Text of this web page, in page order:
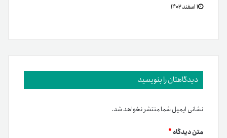
۱ اسفند ۱۴۰۲
دیدگاهتان را بنویسید
نشانی ایمیل شما منتشر نخواهد شد.
متن دیدگاه*